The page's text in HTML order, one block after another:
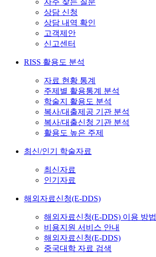
자주 찾는 질문
상담 신청
상담 내역 확인
고객제안
신고센터
RISS 활용도 분석
자료 현황 통계
주제별 활용통계 분석
학술지 활용도 분석
복사/대출제공 기관 분석
복사/대출신청 기관 분석
활용도 높은 주제
최신/인기 학술자료
최신자료
인기자료
해외자료신청(E-DDS)
해외자료신청(E-DDS) 이용 방법
비용지원 서비스 안내
해외자료신청(E-DDS)
중국대학 자료 검색